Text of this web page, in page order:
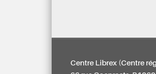
Centre Librex (Centre